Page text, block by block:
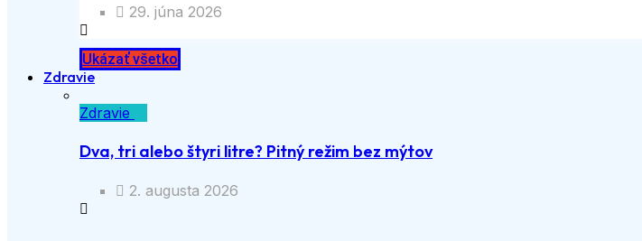
29. júna 2026
Ukázať všetko
Zdravie
Zdravie
Dva, tri alebo štyri litre? Pitný režim bez mýtov
2. augusta 2026